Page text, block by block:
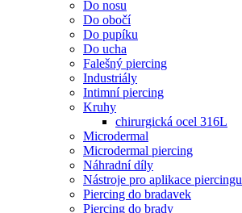
Do nosu
Do obočí
Do pupíku
Do ucha
Falešný piercing
Industriály
Intimní piercing
Kruhy
chirurgická ocel 316L
Microdermal
Microdermal piercing
Náhradní díly
Nástroje pro aplikace piercingu
Piercing do bradavek
Piercing do brady